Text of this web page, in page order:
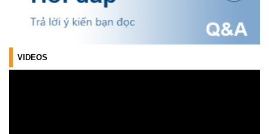
Hội nghị công bố Nghị quyết, các quyết định về thành lập thôn,
buôn, thành lập tổ chức Đảng, chỉ định cấp ủy, trưởng các thôn,
buôn, trưởng Ban công tác Mặt trận các thôn, buôn
VIDEOS